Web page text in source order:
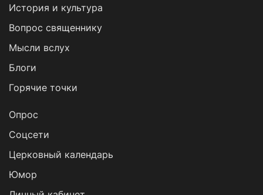
История и культура
Вопрос священнику
Мысли вслух
Блоги
Горячие точки
Опрос
Cоцсети
Церковный календарь
Юмор